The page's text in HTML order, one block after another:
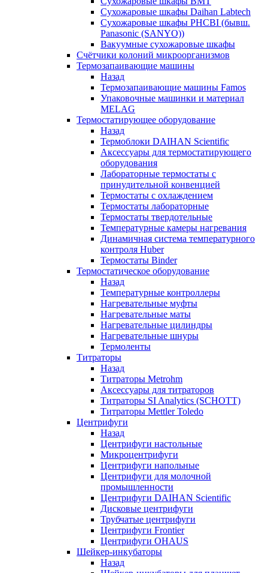
Сухожаровые шкафы Daihan Labtech
Сухожаровые шкафы PHCBI (бывш.
Panasonic (SANYO))
Вакуумные сухожаровые шкафы
Счётчики колоний микроорганизмов
Термозапаивающие машины
Назад
Термозапаивающие машины Famos
Упаковочные машинки и материал
MELAG
Термостатирующее оборудование
Назад
Термоблоки DAIHAN Scientific
Аксессуары для термостатирующего
оборудования
Лабораторные термостаты с
принудительной конвенцией
Термостаты с охлаждением
Термостаты лабораторные
Термостаты твердотельные
Температурные камеры нагревания
Динамичная система температурного
контроля Huber
Термостаты Binder
Термостатическое оборудование
Назад
Температурные контроллеры
Нагревательные муфты
Нагревательные маты
Нагревательные цилиндры
Нагревательные шнуры
Термоленты
Титраторы
Назад
Титраторы Metrohm
Аксессуары для титраторов
Титраторы SI Analytics (SCHOTT)
Титраторы Mettler Toledo
Центрифуги
Назад
Центрифуги настольные
Микроцентрифуги
Центрифуги напольные
Центрифуги для молочной
промышленности
Центрифуги DAIHAN Scientific
Дисковые центрифуги
Трубчатые центрифуги
Центрифуги Frontier
Центрифуги OHAUS
Шейкер-инкубаторы
Назад